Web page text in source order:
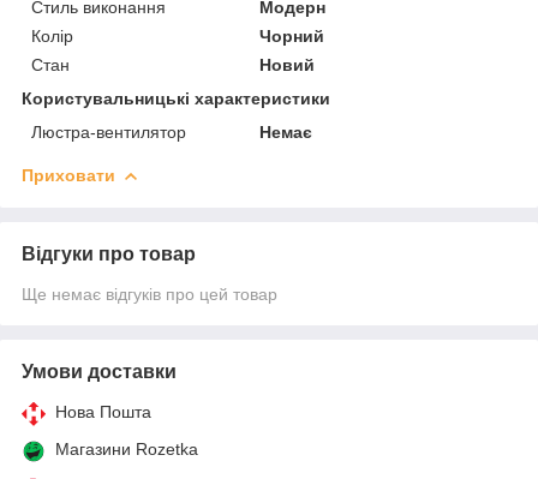
Стиль виконання
Модерн
Колір
Чорний
Стан
Новий
Користувальницькі характеристики
Люстра-вентилятор
Немає
Приховати
Відгуки про товар
Ще немає відгуків про цей товар
Умови доставки
Нова Пошта
Магазини Rozetka